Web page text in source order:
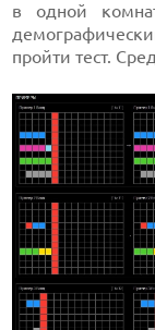
в одной
пройти тест.